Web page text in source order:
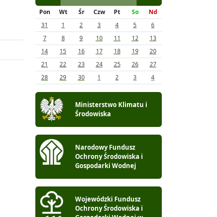
Pon
Wt Śr Czw Pt So
Nd
31
1 2 3 4 5
6
7
8 9 10 11 12
13
14
15 16 17 18 19
20
21
22 23 24 25 26
27
28
29 30 1 2 3 4
Ministerstwo Klimatu i
Środowiska
Narodowy Fundusz
Ochrony Środowiska i
Gospodarki Wodnej
Wojewódzki Fundusz
Ochrony Środowiska i